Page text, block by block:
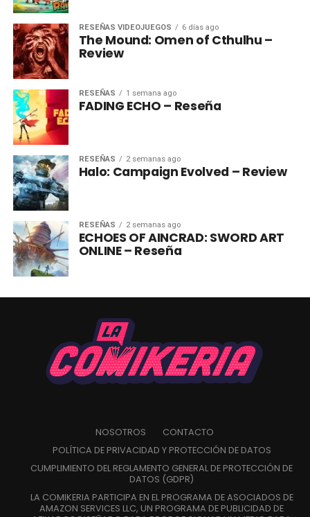
RESEÑAS VIDEOJUEGOS 6 días ago
The Mound: Omen of Cthulhu –
Review
RESEÑAS 1 semana ago
FADING ECHO – Reseña
RESEÑAS 2 semanas ago
Halo: Campaign Evolved – Review
RESEÑAS 2 semanas ago
ECHOES OF AINCRAD: SWORD ART
ONLINE – Reseña
NOSOTROS
CONTACTO
POLÍTICA DE PRIVACIDAD Y PROTECCIÓN DE DATOS
CUMPLIMIENTO DEL REGLAMENTO GENERAL DE PROTECCIÓN DE
DATOS (GDPR)
LA COMIKERIA PARTICIPA EN EL PROGRAMA DE ASOCIADOS DE
AMAZON SERVICES LLC, UN PROGRAMA DE PUBLICIDAD DE